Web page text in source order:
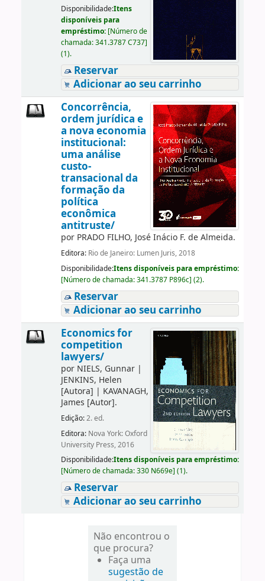
Disponibilidade:Itens
disponíveis para
empréstimo: [Número de
chamada:341.3787 C737]
(1).
Reservar
Adicionar ao seu carrinho
Concorrência,
ordem jurídica e
a nova economia
institucional:
uma análise
custo-
transacional da
formação da
política
econômica
antitruste/
por PRADO FILHO, José Inácio F. de Almeida.
Editora: Rio de Janeiro: Lumen Juris, 2018
Disponibilidade:Itens disponíveis para empréstimo:
[Número de chamada:341.3787 P896c] (2).
Reservar
Adicionar ao seu carrinho
Economics for
competition
lawyers/
por NIELS, Gunnar|
JENKINS, Helen
[Autora] | KAVANAGH,
James [Autor].
Edição:2. ed.
Editora: Nova York: Oxford
University Press, 2016
Disponibilidade:Itens disponíveis para empréstimo:
[Número de chamada:330 N669e] (1).
Reservar
Adicionar ao seu carrinho
Não encontrou o
que procura?
Faça uma
sugestão de